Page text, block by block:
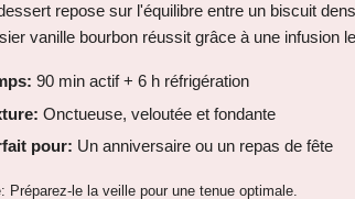
repose sur l'équilibre entre un biscuit
vanille bourbon réussit grâce à une infusion
90 min actif + 6 h réfrigération
Onctueuse, veloutée et fondante
pour: Un anniversaire ou un repas de fête
Préparez-le la veille pour une tenue optimale.